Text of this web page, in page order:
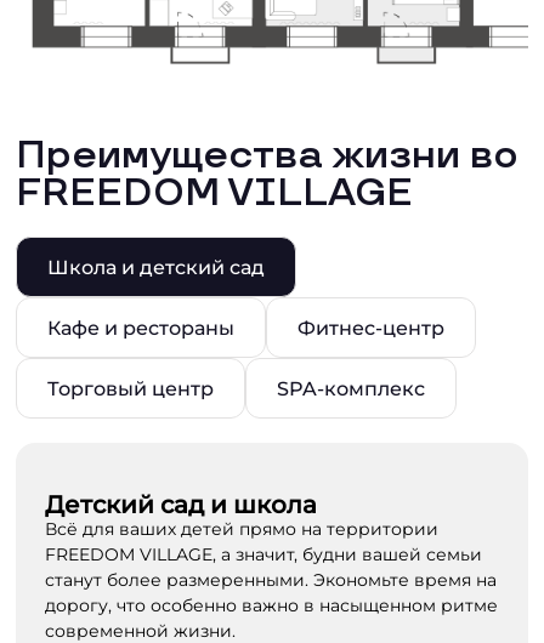
Преимущества жизни во
FREEDOM VILLAGE
Школа и детский сад
Кафе и рестораны Фитнес-центр
Торговый центр SPA-комплекс
Детский сад и школа
Всё для ваших детей прямо на территории
FREEDOM VILLAGE, а значит, будни вашей семьи
станут более размеренными. Экономьте время на
дорогу, что особенно важно в насыщенном ритме
современной жизни.